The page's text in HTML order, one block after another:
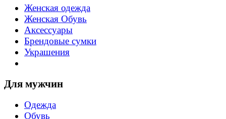
Женская одежда
Женская Обувь
Аксессуары
Брендовые сумки
Украшения
Для мужчин
Одежда
Обувь